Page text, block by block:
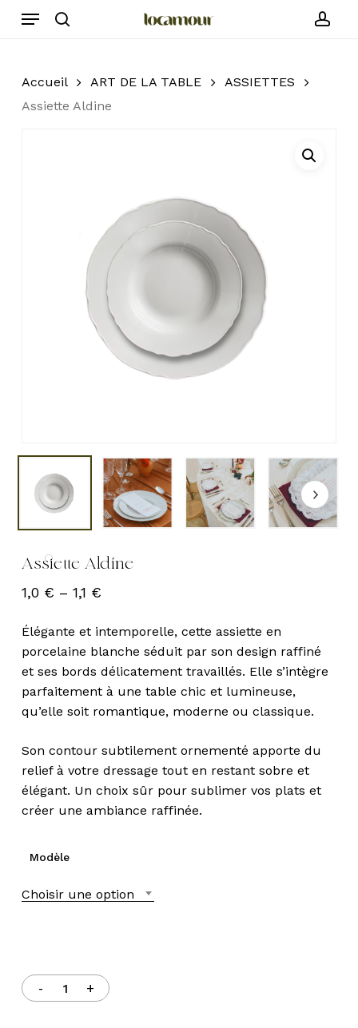
Menu
Accueil ART DE LA TABLE
ASSIETTES
Assiette Aldine
Assiette Aldine
1,0 € – 1,1 €
Élégante et intemporelle, cette assiette en
porcelaine blanche séduit par son design raffiné
et ses bords délicatement travaillés. Elle s’intègre
parfaitement à une table chic et lumineuse,
qu’elle soit romantique, moderne ou classique.
Son contour subtilement ornementé apporte du
relief à votre dressage tout en restant sobre et
élégant. Un choix sûr pour sublimer vos plats et
créer une ambiance raffinée.
Modèle
Choisir une option